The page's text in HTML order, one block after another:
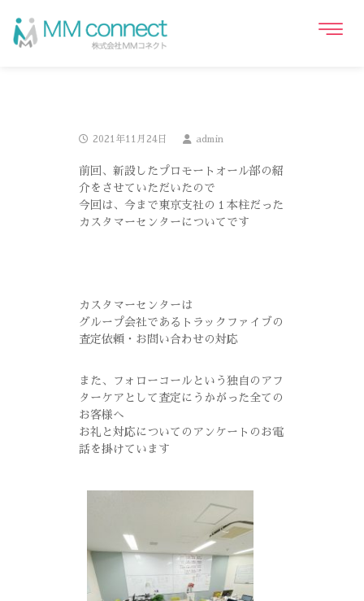
2021年11月24日 admin
前回、新設したプロモートオール部の紹
介をさせていただいたので
今回は、今まで東京支社の１本柱だった
カスタマーセンターについてです
カスタマーセンターは
グループ会社であるトラックファイブの
査定依頼・お問い合わせの対応
また、フォローコールという独自のアフ
ターケアとして査定にうかがった全ての
お客様へ
お礼と対応についてのアンケートのお電
話を掛けています